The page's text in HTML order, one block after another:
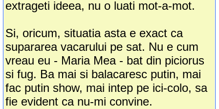
extrageti ideea, nu o luati mot-a-mot.
Si, oricum, situatia asta e exact ca
supararea vacarului pe sat. Nu e cum
vreau eu - Maria Mea - bat din piciorus
si fug. Ba mai si balacaresc putin, mai
fac putin show, mai intep pe ici-colo, sa
fie evident ca nu-mi convine.